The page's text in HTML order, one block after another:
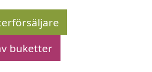
buketter